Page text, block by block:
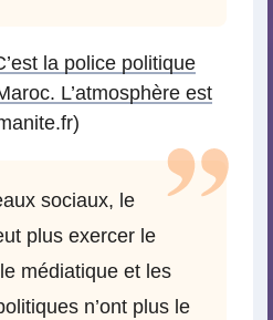
la police politique
L’atmosphère est
sociaux, le
plus exercer le
médiatique et les
n’ont plus le